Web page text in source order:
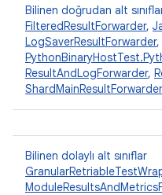
Bilinen doğrudan alt
FilteredResultForwarder,
LogSaverResultForwarder,
ResultAndLogForwarder,
ShardMainResultForwarder
Bilinen dolaylı alt sınıflar